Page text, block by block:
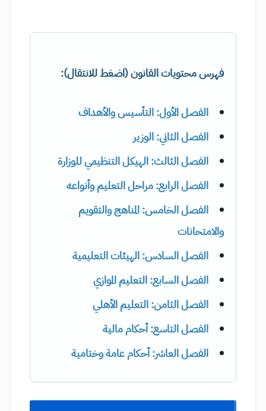
فهرس محتويات القانون (اضغط للانتقال):
الفصل الأول: التأسيس والأهداف
الفصل الثاني: الوزير
الفصل الثالث: الهيكل التنظيمي للوزارة
الفصل الرابع: مراحل التعليم وأنواعه
الفصل الخامس: المناهج والتقويم
والامتحانات
الفصل السادس: الهيئات التعليمية
الفصل السابع: التعليم الموازي
الفصل الثامن: التعليم الأهلي
الفصل التاسع: أحكام مالية
الفصل العاشر: أحكام عامة وختامية